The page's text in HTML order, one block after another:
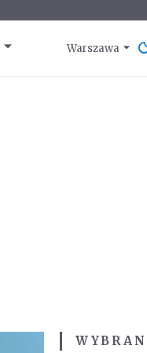
Warszawa